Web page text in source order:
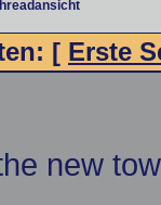
[ Erste
new